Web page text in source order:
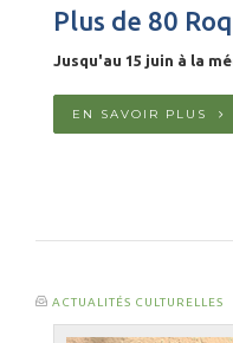
Plus de 80
Jusqu'au 15 juin à la
EN SAVOIR PLUS
ACTUALITÉS CULTURELLES